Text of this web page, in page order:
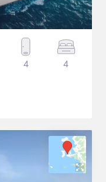
4 4